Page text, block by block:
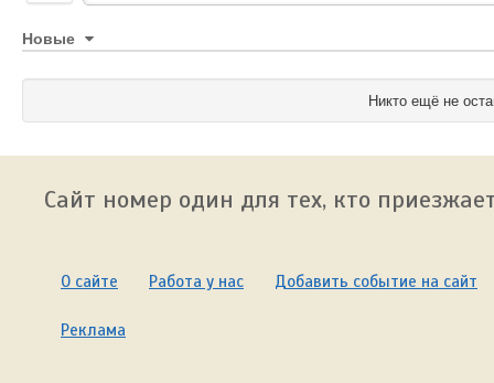
Новые
Никто ещё не
Сайт номер один для тех, кто
О сайте Работа у нас Добавить событие на сайт
Реклама